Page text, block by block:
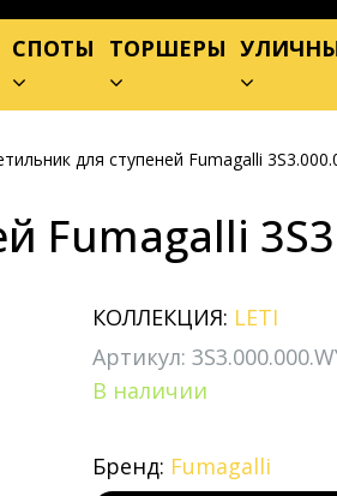
СПОТЫ ТОРШЕРЫ
для ступеней Fumagalli
Fumagalli
КОЛЛЕКЦИЯ: LETI
Артикул:
В наличии
Бренд: Fumagalli